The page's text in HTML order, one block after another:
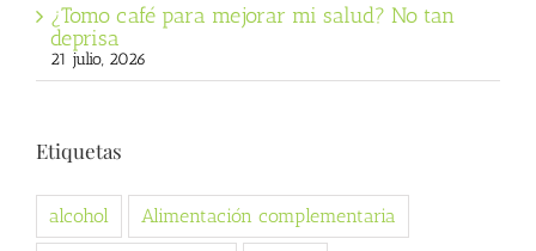
¿Tomo café para mejorar mi salud? No tan
deprisa
21 julio, 2026
Etiquetas
alcohol Alimentación complementaria